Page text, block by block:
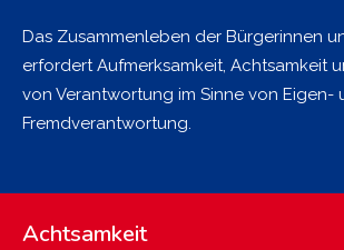
Das Zusammenleben der Bürgerinnen
erfordert Aufmerksamkeit, Achtsamkeit
von Verantwortung im Sinne von Eigen-
Fremdverantwortung.
Achtsamkeit